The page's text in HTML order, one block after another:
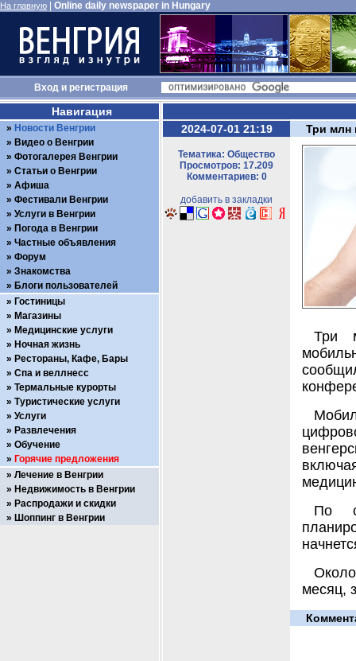
На главную Online daily newspaper in Hungary
Входи регистрация
2024-07-01 21:19
Тематика: Общество
Просмотров: 17.209
Комментариев: 0
добавить в закладки
Три млн
Три
По
месяц,
Навигация
Новости Венгрии
Видео о Венгрии
Фотогалерея Венгрии
Статьи о Венгрии
Афиша
Фестивали Венгрии
Услуги в Венгрии
Погода в Венгрии
Частные объявления
Форум
Знакомства
Блоги пользователей
Гостиницы
Магазины
Медицинские услуги
Ночная жизнь
Рестораны, Кафе, Бары
Спа и веллнесс
Термальные курорты
Туристические услуги
Услуги
Развлечения
Обучение
Горячие предложения
Лечение в Венгрии
Недвижимость в Венгрии
Распродажи и скидки
Шоппинг в Венгрии